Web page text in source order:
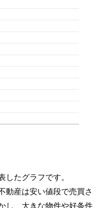
たグラフです。
動産は安い値段で売買さ
し、大きな物件や好条件